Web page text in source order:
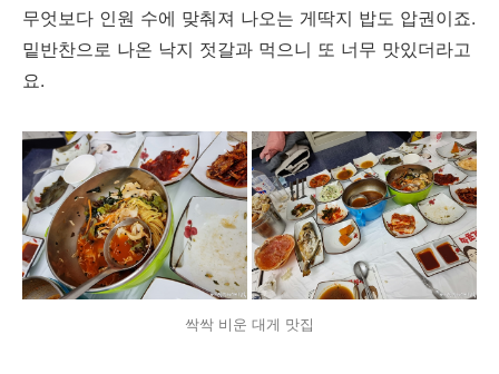
무엇보다 인원 수에 맞춰져 나오는 게딱지 밥도 압권이죠.
밑반찬으로 나온 낙지 젓갈과 먹으니 또 너무 맛있더라고
요.
싹싹 비운 대게 맛집